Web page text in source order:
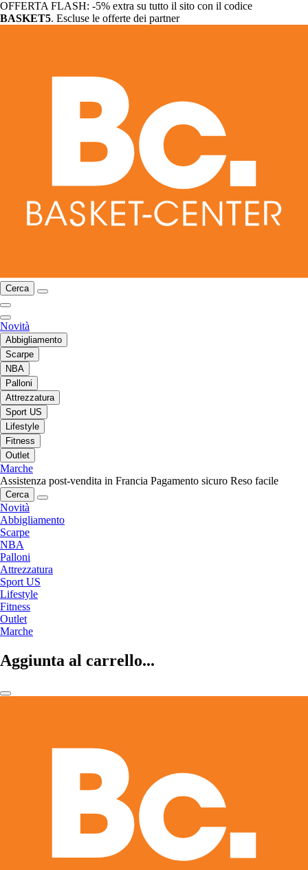
OFFERTA FLASH: -5% extra su tutto il sito con il codice
BASKET5. Escluse le offerte dei partner
Cerca
Novità
Abbigliamento
Scarpe
NBA
Palloni
Attrezzatura
Sport US
Lifestyle
Fitness
Outlet
Marche
Assistenza post-vendita in Francia Pagamento sicuro Reso facile
Cerca
Novità
Abbigliamento
Scarpe
NBA
Palloni
Attrezzatura
Sport US
Lifestyle
Fitness
Outlet
Marche
Aggiunta al carrello...